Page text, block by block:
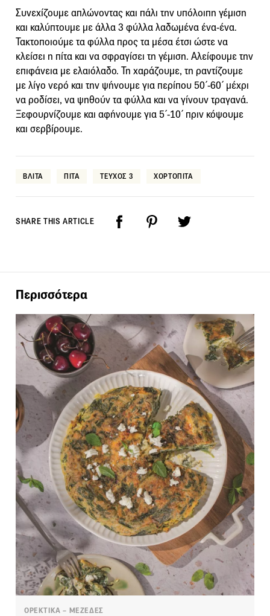
Συνεχίζουμε απλώνοντας και πάλι την υπόλοιπη γέμιση
και καλύπτουμε με άλλα 3 φύλλα λαδωμένα ένα-ένα.
Τακτοποιούμε τα φύλλα προς τα μέσα έτσι ώστε να
κλείσει η πίτα και να σφραγίσει τη γέμιση. Αλείφουμε την
επιφάνεια με ελαιόλαδο. Τη χαράζουμε, τη ραντίζουμε
με λίγο νερό και την ψήνουμε για περίπου 50΄-60΄ μέχρι
να ροδίσει, να ψηθούν τα φύλλα και να γίνουν τραγανά.
Ξεφουρνίζουμε και αφήνουμε για 5΄-10΄ πριν κόψουμε
και σερβίρουμε.
ΒΛΙΤΑ ΠΙΤΑ ΤΕΥΧΟΣ 3 ΧΟΡΤΟΠΙΤΑ
SHARE THIS ARTICLE
Περισσότερα
ΟΡΕΚΤΙΚΑ – ΜΕΖΕΔΕΣ